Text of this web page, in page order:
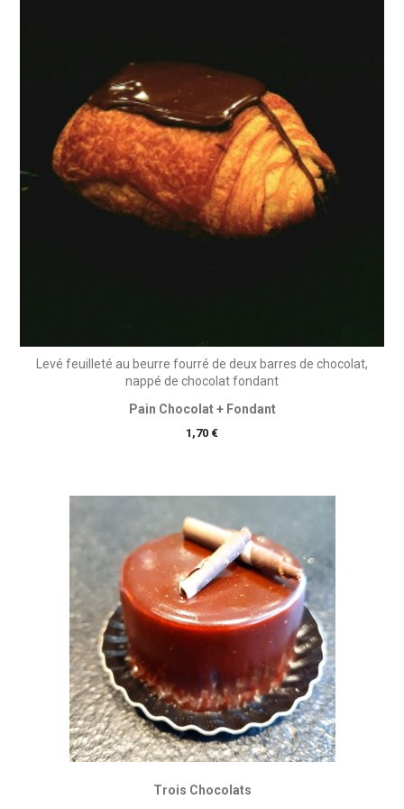
Levé feuilleté au beurre fourré de deux barres de chocolat,
nappé de chocolat fondant
Pain Chocolat + Fondant
Prix
1,70 €
Trois Chocolats